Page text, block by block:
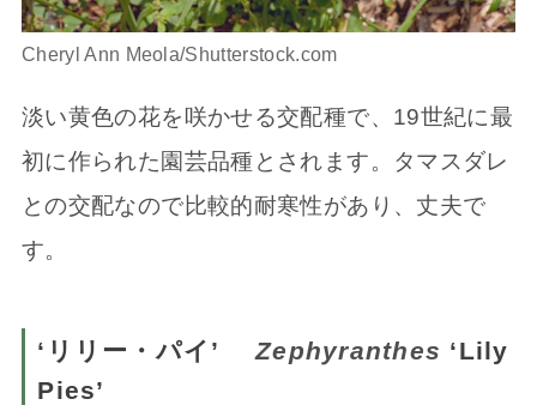
Cheryl Ann Meola/Shutterstock.com
淡い黄色の花を咲かせる交配種で、19世紀に最
初に作られた園芸品種とされます。タマスダレ
との交配なので比較的耐寒性があり、丈夫で
す。
‘リリー・パイ’ Zephyranthes ‘Lily
Pies’